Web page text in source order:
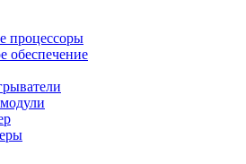
процессоры
обеспечение